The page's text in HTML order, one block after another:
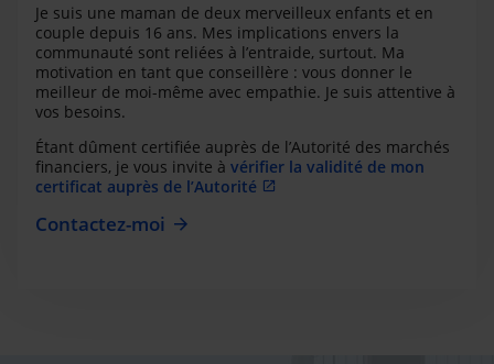
Je suis une maman de deux merveilleux enfants et en
couple depuis 16 ans. Mes implications envers la
communauté sont reliées à l’entraide, surtout. Ma
motivation en tant que conseillère : vous donner le
meilleur de moi-même avec empathie. Je suis attentive à
vos besoins.
Étant dûment certifiée auprès de l’Autorité des marchés
financiers, je vous invite à vérifier la validité de mon
certificat auprès de l’Autorité
Contactez-moi